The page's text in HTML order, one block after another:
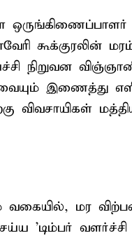
ஒருங்கிணைப்பாளர்
கூக்குரலின்
நிறுவன
இணைத்து
விவசாயிகள்
மர
'டிம்பர் வளர்ச்சி